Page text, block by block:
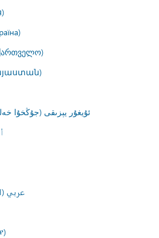
ئۇيغۇر يېزىقى (جۇڭخۇا
عربي